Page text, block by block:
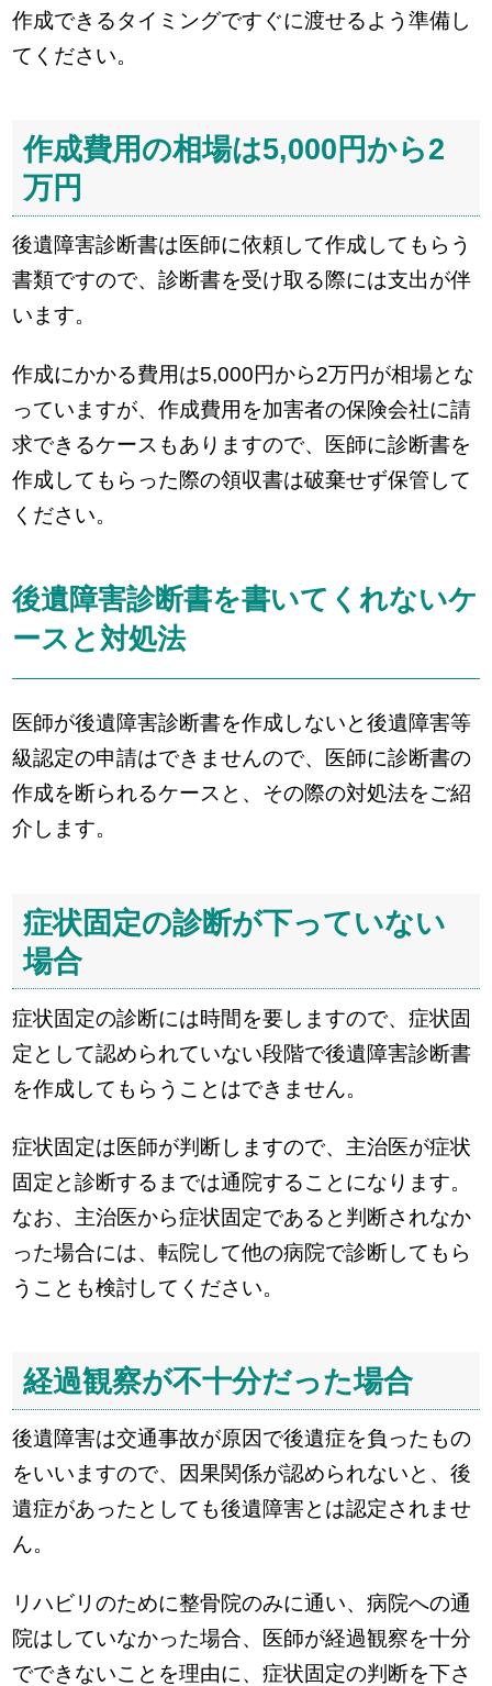
作成できるタイミングですぐに渡せるよう準備し
てください。
作成費用の相場は5,000円から2
万円
後遺障害診断書は医師に依頼して作成してもらう
書類ですので、診断書を受け取る際には支出が伴
います。
作成にかかる費用は5,000円から2万円が相場とな
っていますが、作成費用を加害者の保険会社に請
求できるケースもありますので、医師に診断書を
作成してもらった際の領収書は破棄せず保管して
ください。
後遺障害診断書を書いてくれないケ
ースと対処法
医師が後遺障害診断書を作成しないと後遺障害等
級認定の申請はできませんので、医師に診断書の
作成を断られるケースと、その際の対処法をご紹
介します。
症状固定の診断が下っていない
場合
症状固定の診断には時間を要しますので、症状固
定として認められていない段階で後遺障害診断書
を作成してもらうことはできません。
症状固定は医師が判断しますので、主治医が症状
固定と診断するまでは通院することになります。
なお、主治医から症状固定であると判断されなか
った場合には、転院して他の病院で診断してもら
うことも検討してください。
経過観察が不十分だった場合
後遺障害は交通事故が原因で後遺症を負ったもの
をいいますので、因果関係が認められないと、後
遺症があったとしても後遺障害とは認定されませ
ん。
リハビリのために整骨院のみに通い、病院への通
院はしていなかった場合、医師が経過観察を十分
でできないことを理由に、症状固定の判断を下さ